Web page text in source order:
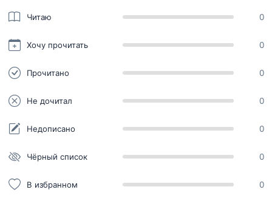
Читаю 0
Хочу прочитать 0
Прочитано 0
Не дочитал 0
Недописано 0
Чёрный список 0
В избранном 0